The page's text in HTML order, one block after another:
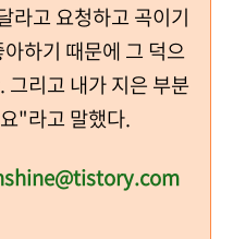
라고 요청하고 곡이기
하기 때문에 그 덕으
그리고 내가 지은 부분
"라고 말했다.